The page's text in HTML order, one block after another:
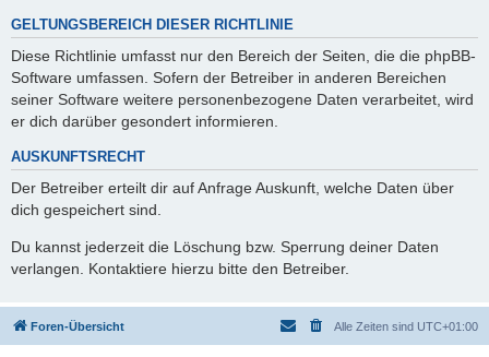
GELTUNGSBEREICH DIESER RICHTLINIE
Diese Richtlinie umfasst nur den Bereich der Seiten, die die phpBB-
Software umfassen. Sofern der Betreiber in anderen Bereichen
seiner Software weitere personenbezogene Daten verarbeitet, wird
er dich darüber gesondert informieren.
AUSKUNFTSRECHT
Der Betreiber erteilt dir auf Anfrage Auskunft, welche Daten über
dich gespeichert sind.
Du kannst jederzeit die Löschung bzw. Sperrung deiner Daten
verlangen. Kontaktiere hierzu bitte den Betreiber.
Foren-Übersicht Alle Zeiten sind UTC+01:00